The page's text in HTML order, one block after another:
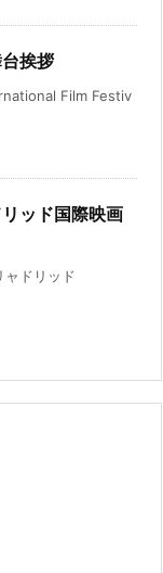
挨拶
Film Festiv
ッド国際映画
ドリッド